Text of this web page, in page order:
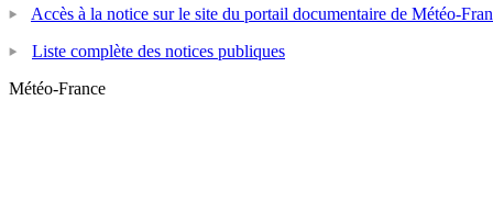
Accès à la notice sur le site du portail documentaire de Météo-
Liste complète des notices publiques
Météo-France